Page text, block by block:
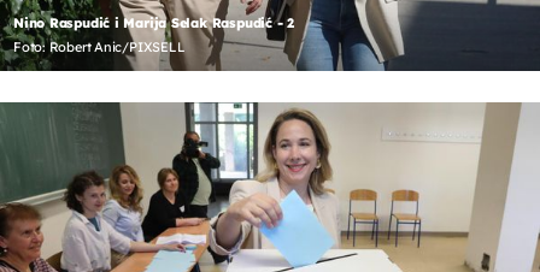
Nino Raspudić i Marija Selak Raspudić - 2
Foto: Robert Anic/PIXSELL